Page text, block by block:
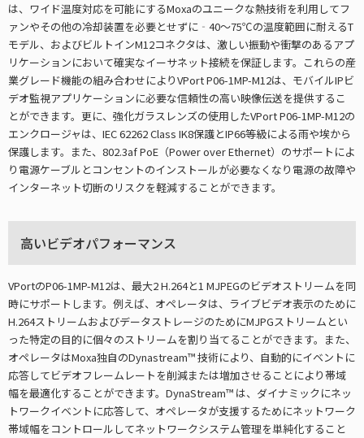
は、ワイド温度対応を可能にするMoxaのユニークな熱技術を利用してフ
ァンやその他の冷却装置を必要とせずに‐40～75℃の温度範囲に耐えるT
モデル、およびビルトインM12コネクタは、激しい振動や衝撃のあるアプ
リケーションにおいて確実なイーサネット接続を保証します。これらの産
業グレード機能の組み合わせによりVPort P06-1MP-M12は、モバイルIPビ
デオ監視アプリケーションに必要な信頼性の高い映像伝送を提供するこ
とができます。更に、強化ガラスレンズの使用したVPort P06-1MP-M12の
エンクロージャは、IEC 62262 Class IK8保護とIP66等級による雨や埃から
保護します。また、802.3af PoE（Power over Ethernet）のサポートによ
り電源ケーブルとコンセントのインストールが必要なくなり電源の故障や
インターネット切断のリスクを軽減することができます。
高いビデオパフォーマンス
VPortのP06-1MP-M12は、最大2 H.264と1 MJPEGのビデオストリームを同
時にサポートします。例えば、オペレータは、ライブビデオ表示のために
H.264ストリームおよびデータストレージのためにMJPGストリームとい
った特定の目的に個々のストリームを割り当てることができます。また、
オペレータはMoxa独自のDynastream™ 技術により、自動的にイベントに
応答してビデオフレームレートを削減または増加させることにより帯域
幅を最適化することができます。DynaStream™ は、ダイナミックにネッ
トワークイベントに応答して、オペレータが支援するためにネットワーク
帯域幅をコントロールしてネットワークシステム管理を単純化すること